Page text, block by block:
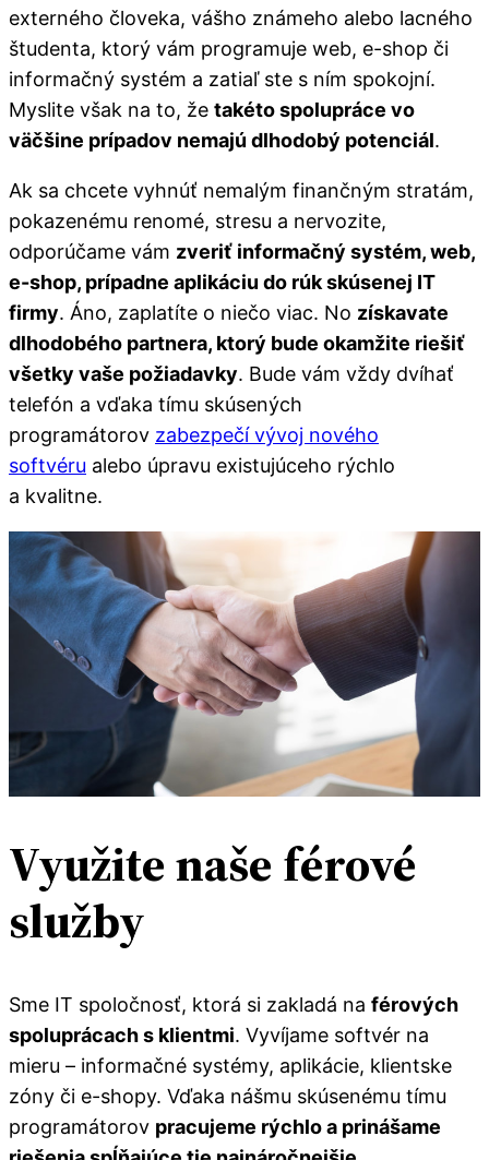
externého človeka, vášho známeho alebo lacného
študenta, ktorý vám programuje web, e-shop či
informačný systém a zatiaľ ste s ním spokojní.
Myslite však na to, že takéto spolupráce vo
väčšine prípadov nemajú dlhodobý potenciál.
Ak sa chcete vyhnúť nemalým finančným stratám,
pokazenému renomé, stresu a nervozite,
odporúčame vám zveriť informačný systém, web,
e-shop, prípadne aplikáciu do rúk skúsenej IT
firmy. Áno, zaplatíte o niečo viac. No získavate
dlhodobého partnera, ktorý bude okamžite riešiť
všetky vaše požiadavky. Bude vám vždy dvíhať
telefón a vďaka tímu skúsených
programátorov zabezpečí vývoj nového
softvéru alebo úpravu existujúceho rýchlo
a kvalitne.
Využite naše férové
služby
Sme IT spoločnosť, ktorá si zakladá na férových
spoluprácach s klientmi. Vyvíjame softvér na
mieru – informačné systémy, aplikácie, klientske
zóny či e-shopy. Vďaka nášmu skúsenému tímu
programátorov pracujeme rýchlo a prinášame